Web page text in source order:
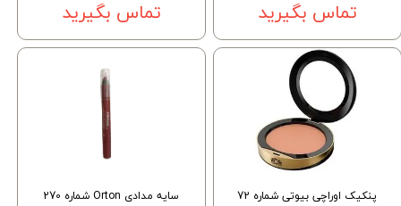
تماس بگیرید تماس بگیرید
پنکیک اوراچی بیوتی شماره 72 سایه مدادی Orton شماره 270